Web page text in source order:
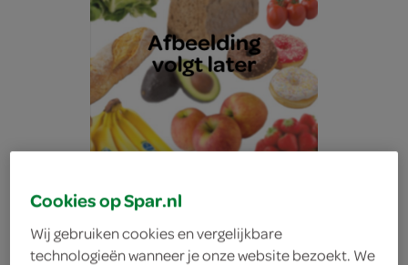
Cookies op Spar.nl
Wij gebruiken cookies en vergelijkbare
technologieën wanneer je onze website bezoekt. We